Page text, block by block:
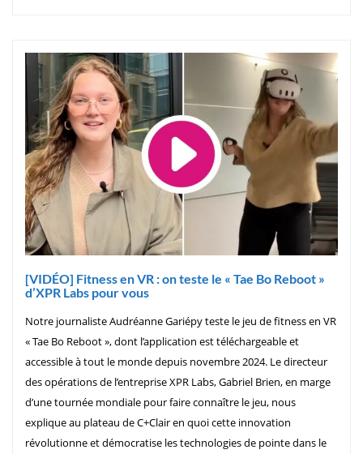
[VIDÉO] Fitness en VR : on teste le « Tae Bo Reboot »
d’XPR Labs pour vous
Notre journaliste Audréanne Gariépy teste le jeu de fitness en VR
« Tae Bo Reboot », dont l’application est téléchargeable et
accessible à tout le monde depuis novembre 2024. Le directeur
des opérations de l’entreprise XPR Labs, Gabriel Brien, en marge
d’une tournée mondiale pour faire connaître le jeu, nous
explique au plateau de C+Clair en quoi cette innovation
révolutionne et démocratise les technologies de pointe dans le